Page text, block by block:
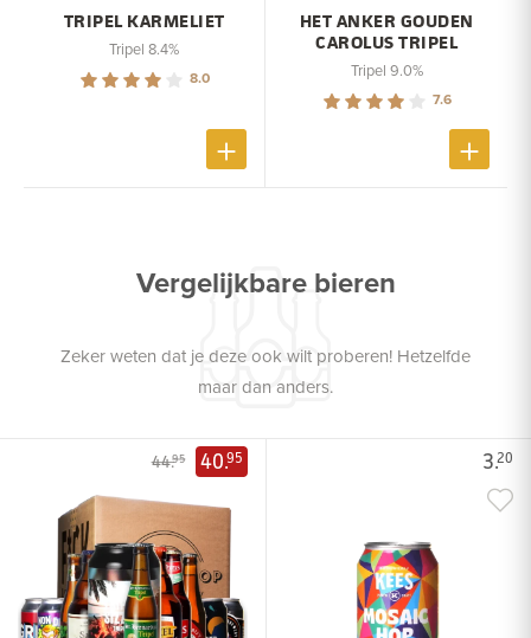
TRIPEL KARMELIET
Tripel 8.4%
8.0
HET ANKER GOUDEN
CAROLUS TRIPEL
Tripel 9.0%
7.6
Vergelijkbare bieren
Zeker weten dat je deze ook wilt proberen! Hetzelfde
maar dan anders.
44.95 40.95 3.20